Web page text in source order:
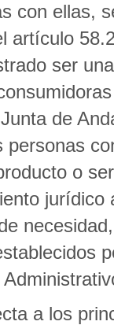
con ellas,
artículo
ser
de
personas
o
a los